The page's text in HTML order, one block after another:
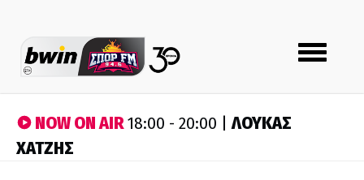
Toggle
navigation
NOW ON AIR18:00 - 20:00 |ΛΟΥΚΑΣ
ΧΑΤΖΗΣ